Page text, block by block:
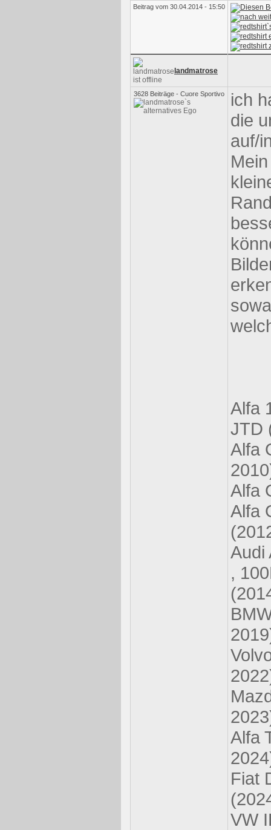
Beitrag vom 30.04.2014 - 15:50
landmatrose
3628 Beiträge - Cuore Sportivo
ich
die
auf/
Alfa
JTD
Alfa
Alfa
Alfa
Audi
,
Alfa
Fiat
VW